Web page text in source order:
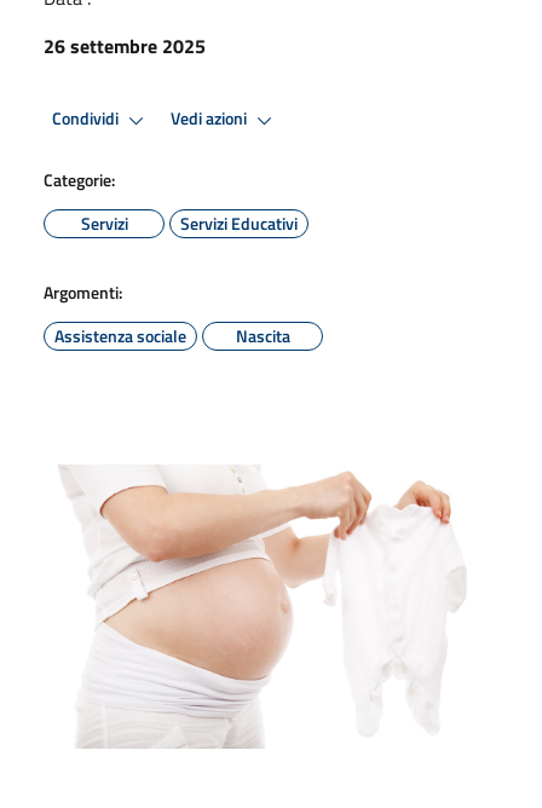
26 settembre 2025
Condividi Vedi azioni
Categorie:
Servizi
Servizi Educativi
Argomenti:
Assistenza sociale
Nascita